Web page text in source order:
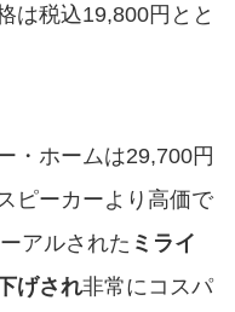
は税込19,800円とと
・ホームは29,700円
ピーカーより高価で
アルされた ミライ
げされ非常にコスパ